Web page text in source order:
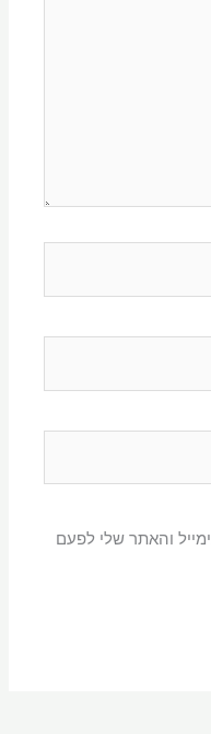
והאתר שלי לפעם